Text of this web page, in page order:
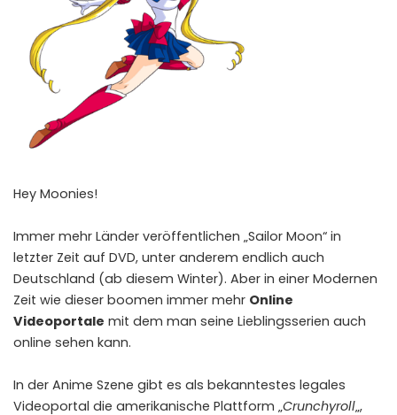
Hey Moonies!
Immer mehr Länder veröffentlichen „Sailor Moon“ in
letzter Zeit auf DVD, unter anderem endlich auch
Deutschland (ab diesem Winter). Aber in einer Modernen
Zeit wie dieser boomen immer mehr Online
Videoportale mit dem man seine Lieblingsserien auch
online sehen kann.
In der Anime Szene gibt es als bekanntestes legales
Videoportal die amerikanische Plattform „Crunchyroll„,